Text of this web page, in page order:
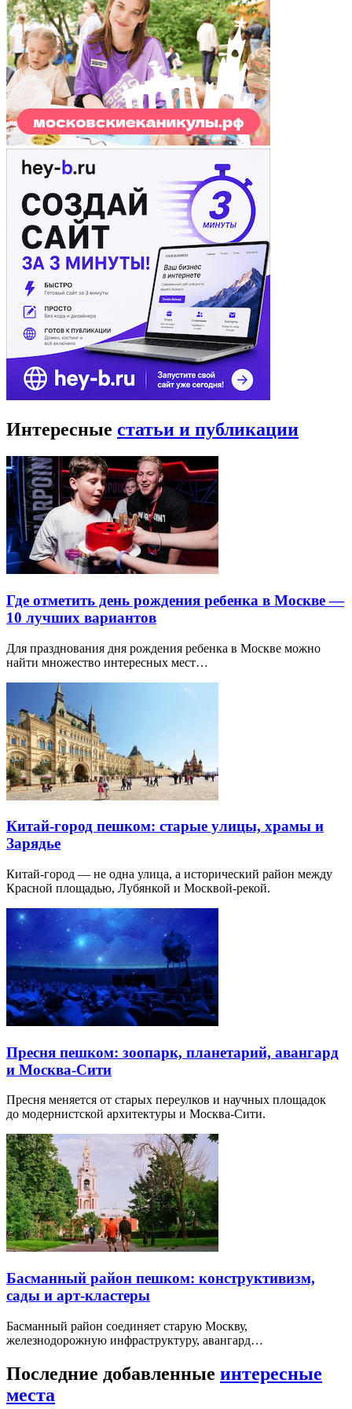
Интересные статьи и публикации
Где отметить день рождения ребенка в Москве —
10 лучших вариантов
Для празднования дня рождения ребенка в Москве можно
найти множество интересных мест…
Китай-город пешком: старые улицы, храмы и
Зарядье
Китай-город — не одна улица, а исторический район между
Красной площадью, Лубянкой и Москвой-рекой.
Пресня пешком: зоопарк, планетарий, авангард
и Москва-Сити
Пресня меняется от старых переулков и научных площадок
до модернистской архитектуры и Москва-Сити.
Басманный район пешком: конструктивизм,
сады и арт-кластеры
Басманный район соединяет старую Москву,
железнодорожную инфраструктуру, авангард…
Последние добавленные интересные
места